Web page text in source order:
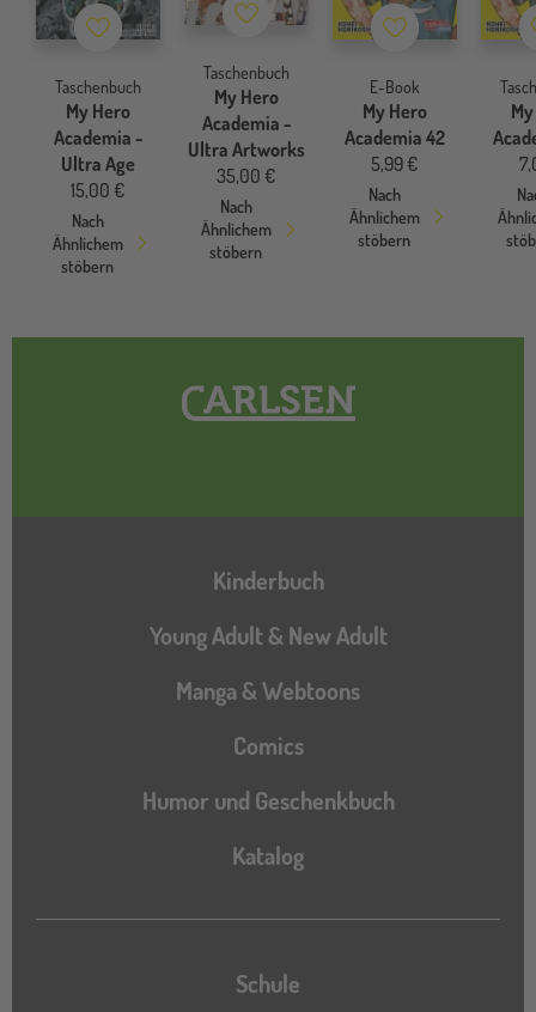
Merkzettel
Taschenbuch
My Hero
Academia -
Ultra Age
15,00 €
Nach
Ähnlichem
stöbern
Merkzettel
Taschenbuch
My Hero
Academia -
Ultra Artworks
35,00 €
Nach
Ähnlichem
stöbern
Merkzettel
E-Book
My Hero
Academia 42
5,99 €
Nach
Ähnlichem
stöbern
Hauptnavigation
Kinderbuch
Young Adult & New Adult
Manga & Webtoons
Comics
Humor und Geschenkbuch
Katalog
Katalog
Schule